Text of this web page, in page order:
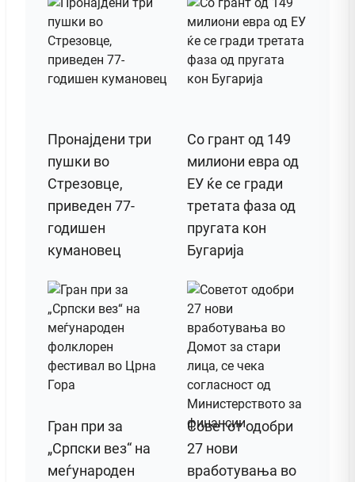
Пронајдени три
пушки во
Стрезовце,
приведен 77-
годишен
кумановец
Со грант од 149
милиони евра од
ЕУ ќе се гради
третата фаза од
пругата кон
Бугарија
Гран при за
„Српски вез“ на
меѓународен
Советот одобри
27 нови
вработувања во